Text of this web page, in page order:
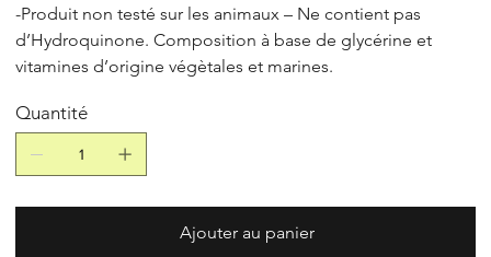
-Produit non testé sur les animaux – Ne contient pas
d’Hydroquinone. Composition à base de glycérine et
vitamines d’origine végètales et marines.
Quantité
Ajouter au panier